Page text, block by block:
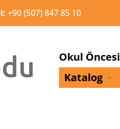
+90 (507) 847 85 10
Okul Öncesi
Katalog